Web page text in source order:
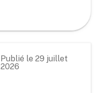
Publié le 29 juillet
2026